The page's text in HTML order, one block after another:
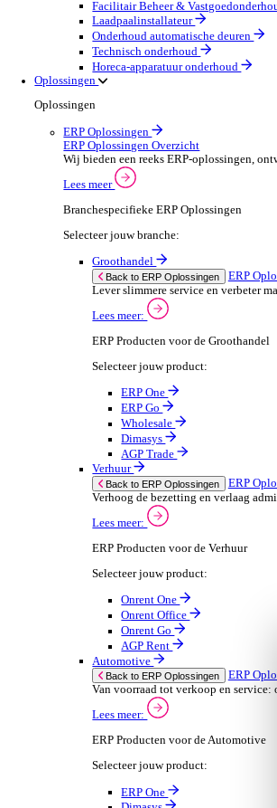
Machines & Gereedschap
Field Service
Field Service Overzicht
Stroomlijn je processen, neem
Selecteer jouw branche:
Brandbeveiliging &
Waterhygiëne en
Sanitair- en verwarming
Beveiligingsinstallateur
Elektrotechnische
Medische apparatuur
Lift- en roltraponderhoud
Facilitair Beheer &
Onderhoud automatische
Technisch onderhoud
Horeca-apparatuur
Oplossingen
Oplossingen
ERP Oplossingen
ERP Oplossingen Overzicht
Wij bieden een reeks ERP-
Branchespecifieke ERP
Selecteer jouw branche:
Groothandel
Back to ERP Oplossingen
Lever slimmere service
Lees meer:
ERP Producten voor de
Selecteer jouw product:
ERP One